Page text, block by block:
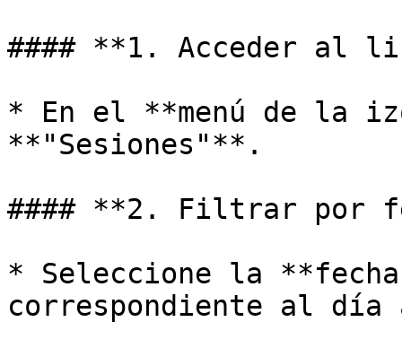
#### **1. Acceder al
* En el **menú de la
**"Sesiones"**.
#### **2. Filtrar por
* Seleccione la
correspondiente al